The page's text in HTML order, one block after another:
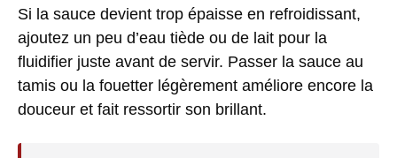
Si la sauce devient trop épaisse en refroidissant,
ajoutez un peu d’eau tiède ou de lait pour la
fluidifier juste avant de servir. Passer la sauce au
tamis ou la fouetter légèrement améliore encore la
douceur et fait ressortir son brillant.